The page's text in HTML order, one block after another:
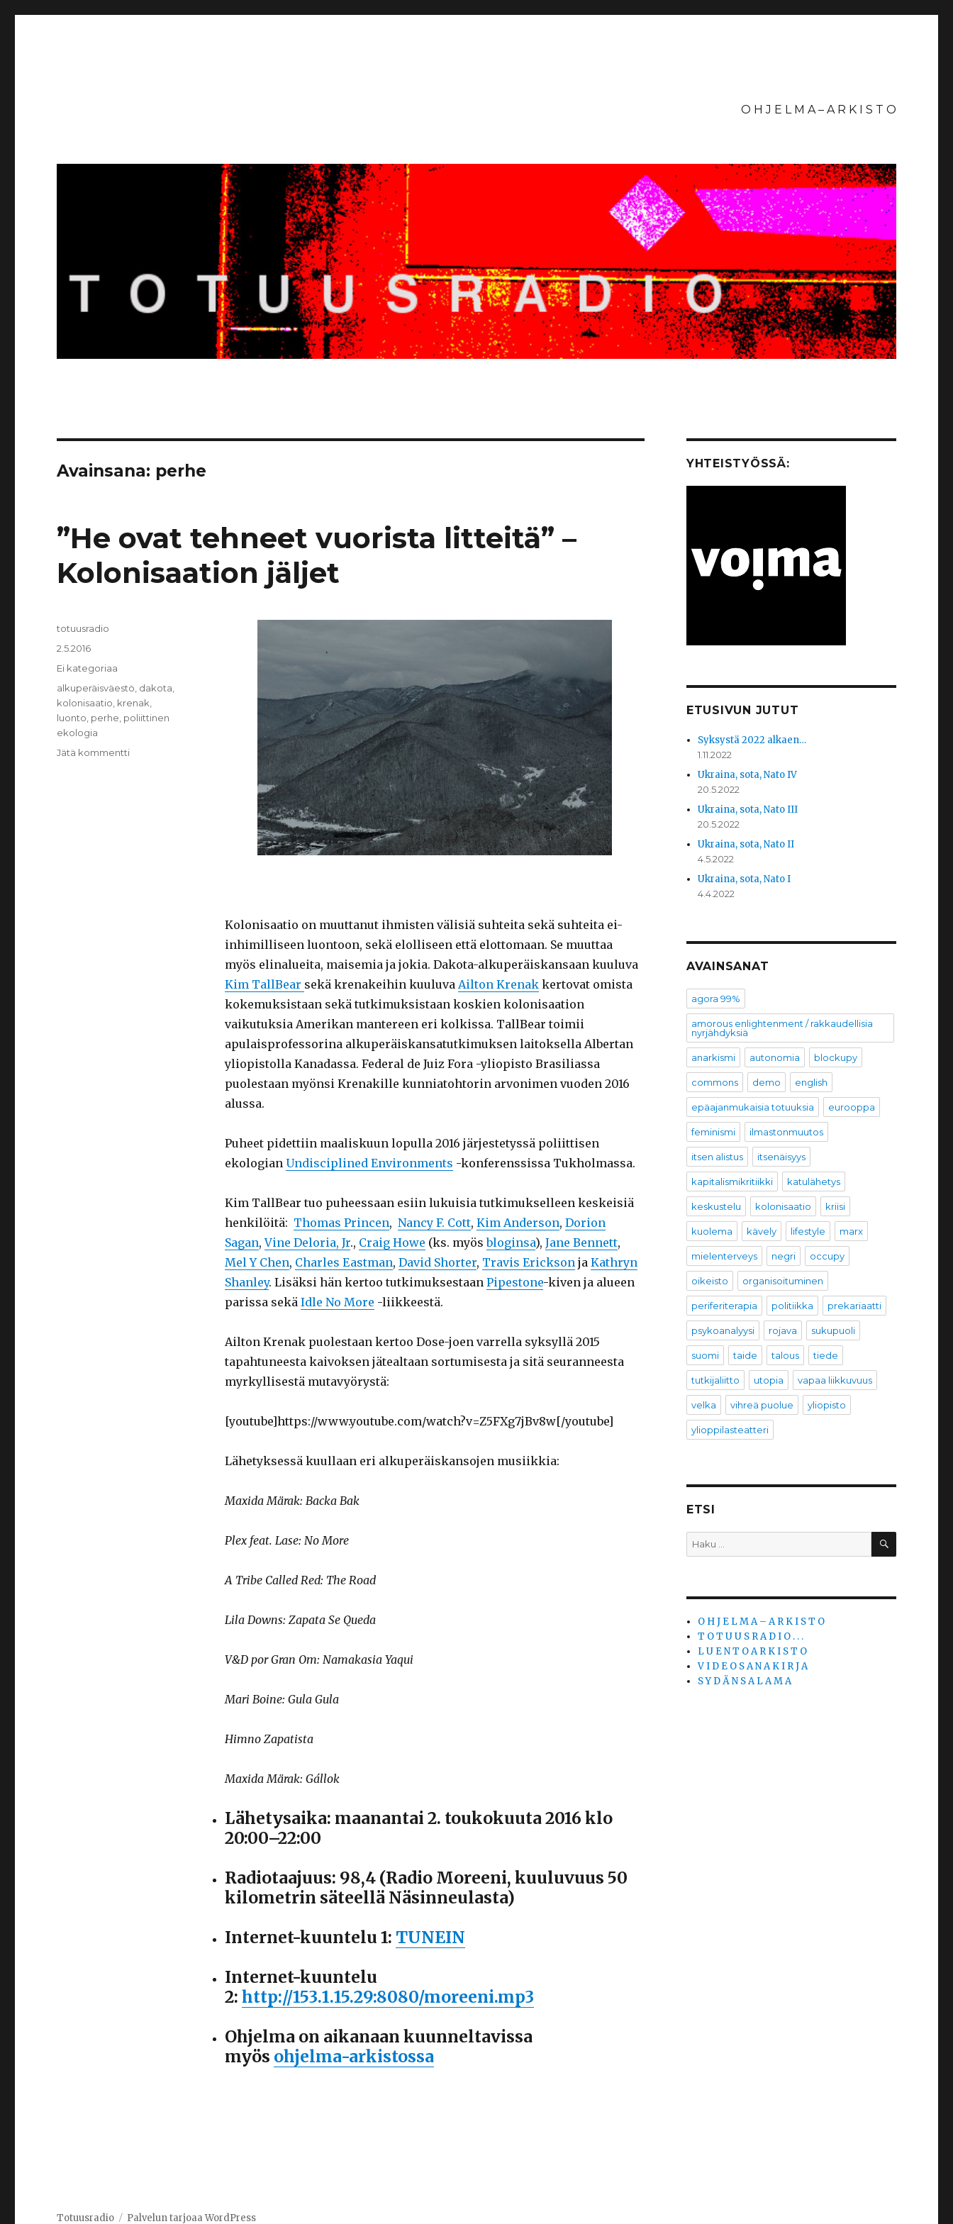
O H J E L M A – A R K I S T O
Avainsana: perhe
”He ovat tehneet vuorista litteitä” –
Kolonisaation jäljet
Kolonisaatio on muuttanut ihmisten välisiä suhteita sekä suhteita ei-
inhimilliseen luontoon, sekä elolliseen että elottomaan. Se muuttaa
myös elinalueita, maisemia ja jokia. Dakota-alkuperäiskansaan kuuluva
Kim TallBear sekä krenakeihin kuuluva Ailton Krenakkertovat omista
kokemuksistaan sekä tutkimuksistaan koskien kolonisaation
vaikutuksia Amerikan mantereen eri kolkissa. TallBear toimii
apulaisprofessorina alkuperäiskansatutkimuksen laitoksella Albertan
yliopistolla Kanadassa. Federal de Juiz Fora -yliopisto Brasiliassa
puolestaan myönsi Krenakille kunniatohtorin arvonimen vuoden 2016
alussa.
Puheet pidettiin maaliskuun lopulla 2016 järjestetyssä poliittisen
ekologian Undisciplined Environments -konferenssissa Tukholmassa.
Kim TallBear tuo puheessaan esiin lukuisia tutkimukselleen keskeisiä
henkilöitä: Thomas Princen, Nancy F. Cott, Kim Anderson, Dorion
Sagan, Vine Deloria, Jr., Craig Howe (ks. myösbloginsa), Jane Bennett,
Mel Y Chen, Charles Eastman, David Shorter, Travis Erickson ja Kathryn
Shanley. Lisäksi hän kertoo tutkimuksestaan Pipestone-kiven ja alueen
parissa sekä Idle No More -liikkeestä.
Ailton Krenak puolestaan kertoo Dose-joen varrella syksyllä 2015
tapahtuneesta kaivoksen jätealtaan sortumisesta ja sitä seuranneesta
myrkyllisestä mutavyörystä:
[youtube]https://www.youtube.com/watch?v=Z5FXg7jBv8w[/youtube]
Lähetyksessä kuullaan eri alkuperäiskansojen musiikkia:
Maxida Märak: Backa Bak
Plex feat. Lase: No More
A Tribe Called Red: The Road
Lila Downs: Zapata Se Queda
V&D por Gran Om: Namakasia Yaqui
Mari Boine: Gula Gula
Himno Zapatista
Maxida Märak: Gállok
Lähetysaika: maanantai 2. toukokuuta 2016 klo
20:00–22:00
Radiotaajuus: 98,4 (Radio Moreeni, kuuluvuus 50
kilometrin säteellä Näsinneulasta)
Internet-kuuntelu 1: TUNEIN
Internet-kuuntelu
2: http://153.1.15.29:8080/moreeni.mp3
Ohjelma on aikanaan kuunneltavissa
myös ohjelma-arkistossa
Kirjoittaja
totuusradio
Julkaistu
2.5.2016
Kategoriat
Ei kategoriaa
Avainsanat
alkuperäisväestö dakota
kolonisaatio krenak
luonto perhe poliittinen
ekologia
Jätä kommentti
YHTEISTYÖSSÄ:
ETUSIVUN JUTUT
Syksystä 2022 alkaen…
1.11.2022
Ukraina, sota, Nato IV
20.5.2022
Ukraina, sota, Nato III
20.5.2022
Ukraina, sota, Nato II
4.5.2022
Ukraina, sota, Nato I
4.4.2022
AVAINSANAT
agora 99%
amorous enlightenment / rakkaudellisia
nyrjähdyksiä
anarkismi autonomia blockupy
commons demo english
epäajanmukaisia totuuksia eurooppa
feminismi ilmastonmuutos
itsen alistus itsenäisyys
kapitalismikritiikki katulähetys
keskustelu kolonisaatio kriisi
kuolema kävely lifestyle marx
mielenterveys negri occupy
oikeisto organisoituminen
periferiterapia politiikka prekariaatti
psykoanalyysi rojava sukupuoli
suomi taide talous tiede
tutkijaliitto utopia vapaa liikkuvuus
velka vihreä puolue yliopisto
ylioppilasteatteri
ETSI
Etsi: HAKU
O H J E L M A – A R K I S T O
T O T U U S R A D I O . . .
L U E N T O A R K I S T O
V I D E O S A N A K I R J A
S Y D Ä N S A L A M A
Totuusradio Palvelun tarjoaa WordPress